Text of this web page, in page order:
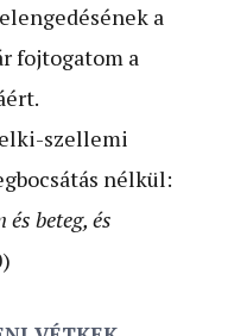
a
fojtogatom a
szellemi
nélkül:
beteg, és